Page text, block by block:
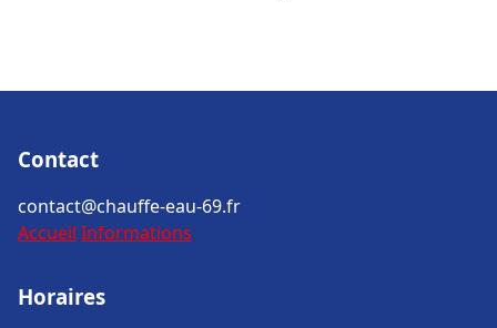
Contact
contact@chauffe-eau-69.fr
Accueil Informations
Horaires